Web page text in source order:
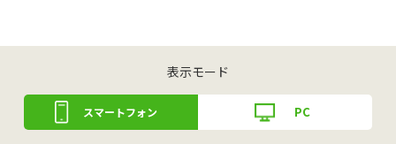
表示モード
スマートフォン PC